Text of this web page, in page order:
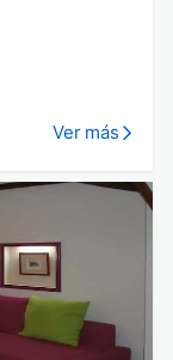
Ver más